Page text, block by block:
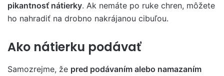
pikantnosť nátierky. Ak nemáte po ruke chren, môžete
ho nahradiť na drobno nakrájanou cibuľou.
Ako nátierku podávať
Samozrejme, že pred podávaním alebo namazaním